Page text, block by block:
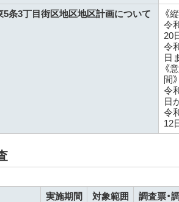
5条3丁目街区地区地区計画について
《
令
20
令
日
《
間》
令
日
令
12
実施期間 対象範囲 調査票・